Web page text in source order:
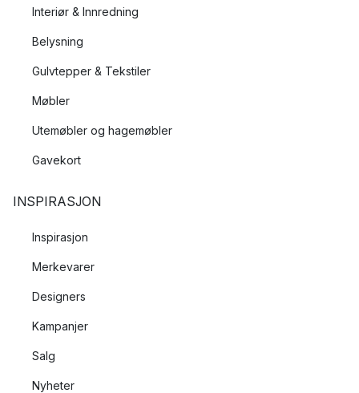
Interiør & Innredning
Belysning
Gulvtepper & Tekstiler
Møbler
Utemøbler og hagemøbler
Gavekort
INSPIRASJON
Inspirasjon
Merkevarer
Designers
Kampanjer
Salg
Nyheter